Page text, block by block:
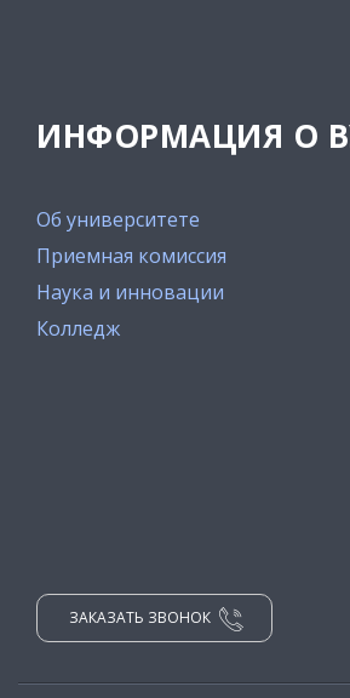
ИНФОРМАЦИЯ О
Об университете
Приемная комиссия
Наука и инновации
Колледж
ЗАКАЗАТЬ ЗВОНОК